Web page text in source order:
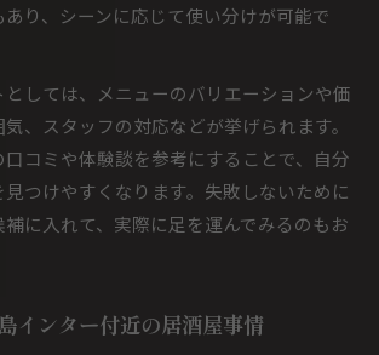
り、シーンに応じて使い分けが可能で
しては、メニューのバリエーションや価
、スタッフの対応などが挙げられます。
コミや体験談を参考にすることで、自分
つけやすくなります。失敗しないために
に入れて、実際に足を運んでみるのもお
インター付近の居酒屋事情